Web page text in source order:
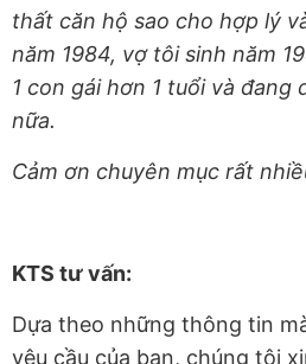
thất căn hộ sao cho hợp lý
năm 1984, vợ tôi sinh năm
1 con gái hơn 1 tuổi và đang
nữa.
Cảm ơn chuyên mục rất
KTS tư vấn:
Dựa theo những thông tin
yêu cầu của bạn, chúng tôi